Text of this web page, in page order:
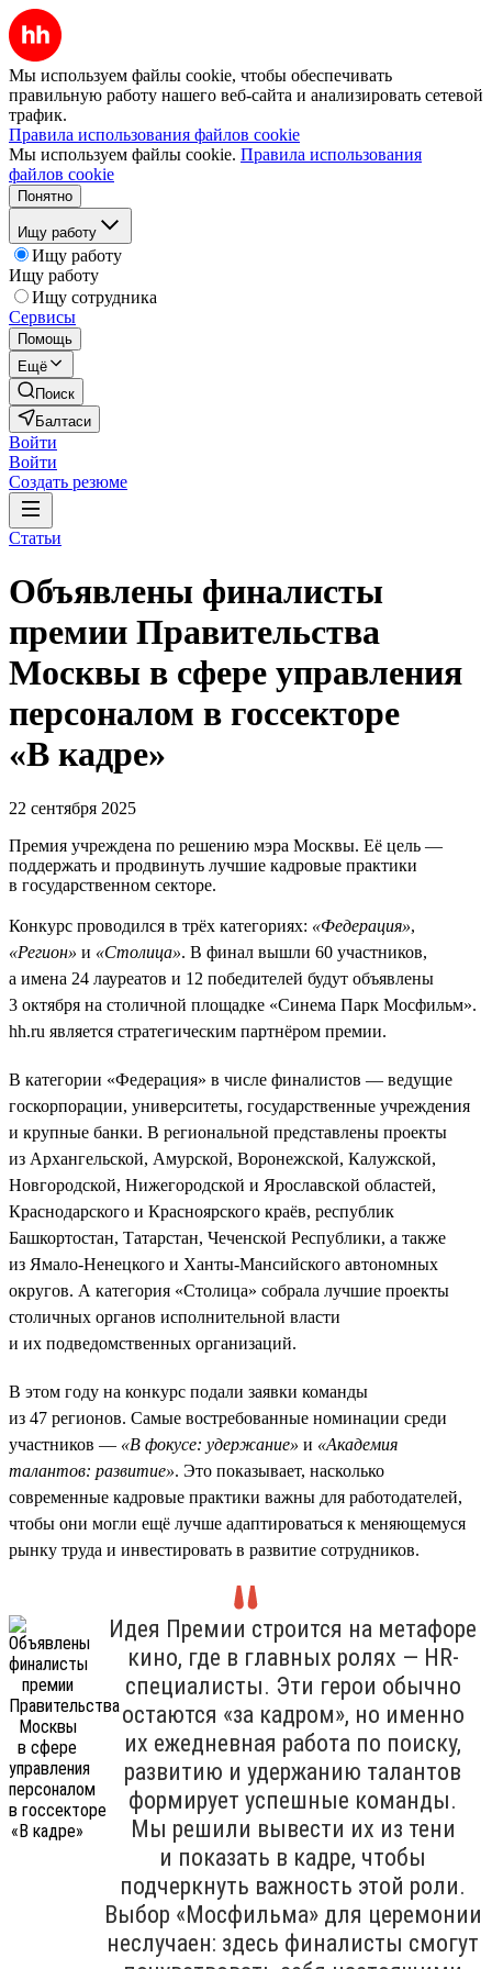
Мы используем файлы cookie, чтобы обеспечивать
правильную работу нашего веб-сайта и анализировать сетевой
трафик.
Правила использования файлов cookie
Мы используем файлы cookie. Правила использования
файлов cookie
Понятно
Ищу работу
Ищу работу
Ищу работу
Ищу сотрудника
Сервисы
Помощь
Ещё
Поиск
Балтаси
Войти
Войти
Создать резюме
Статьи
Объявлены финалисты
премии Правительства
Москвы в сфере управления
персоналом в госсекторе
«В кадре»
22 сентября 2025
Премия учреждена по решению мэра Москвы. Её цель —
поддержать и продвинуть лучшие кадровые практики
в государственном секторе.
Конкурс проводился в трёх категориях: «Федерация»,
«Регион» и «Столица». В финал вышли 60 участников,
а имена 24 лауреатов и 12 победителей будут объявлены
3 октября на столичной площадке «Синема Парк Мосфильм».
hh.ru является стратегическим партнёром премии.
В категории «Федерация» в числе финалистов — ведущие
госкорпорации, университеты, государственные учреждения
и крупные банки. В региональной представлены проекты
из Архангельской, Амурской, Воронежской, Калужской,
Новгородской, Нижегородской и Ярославской областей,
Краснодарского и Красноярского краёв, республик
Башкортостан, Татарстан, Чеченской Республики, а также
из Ямало-Ненецкого и Ханты-Мансийского автономных
округов. А категория «Столица» собрала лучшие проекты
столичных органов исполнительной власти
и их подведомственных организаций.
В этом году на конкурс подали заявки команды
из 47 регионов. Самые востребованные номинации среди
участников — «В фокусе: удержание» и «Академия
талантов: развитие». Это показывает, насколько
современные кадровые практики важны для работодателей,
чтобы они могли ещё лучше адаптироваться к меняющемуся
рынку труда и инвестировать в развитие сотрудников.
Идея Премии строится на метафоре
кино, где в главных ролях — HR-
специалисты. Эти герои обычно
остаются «за кадром», но именно
их ежедневная работа по поиску,
развитию и удержанию талантов
формирует успешные команды.
Мы решили вывести их из тени
и показать в кадре, чтобы
подчеркнуть важность этой роли.
Выбор «Мосфильма» для церемонии
неслучаен: здесь финалисты смогут